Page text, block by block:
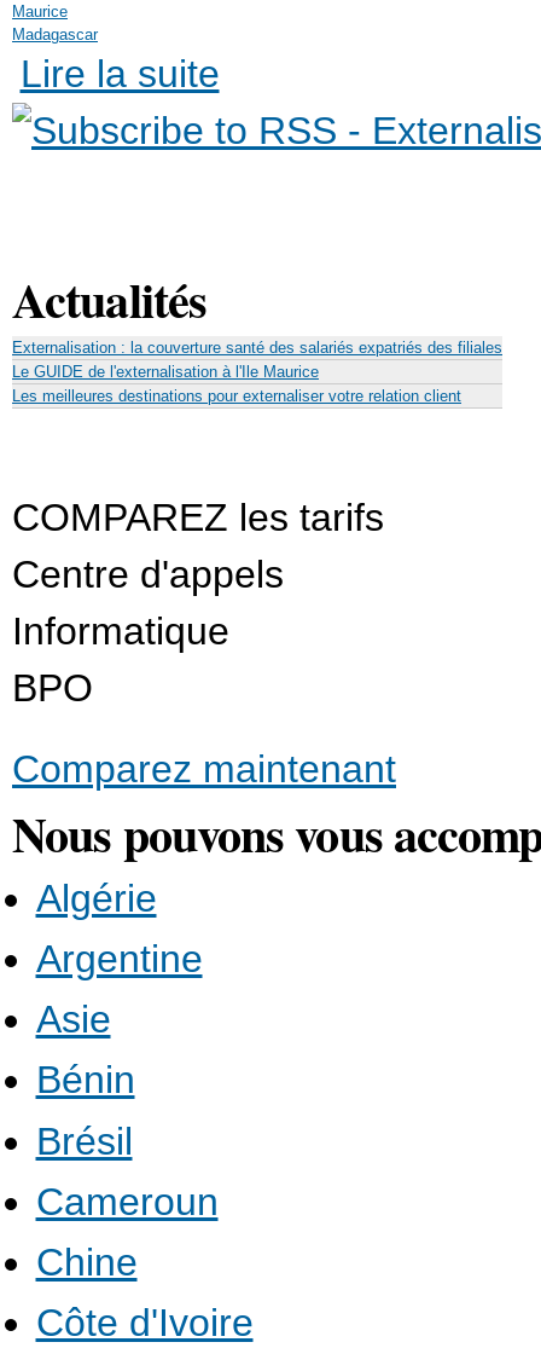
Maurice
Madagascar
Lire la suite
Actualités
Externalisation : la couverture santé des salariés expatriés des filiales
Le GUIDE de l'externalisation à l'Ile Maurice
Les meilleures destinations pour externaliser votre relation client
COMPAREZ les tarifs
Centre d'appels
Informatique
BPO
Comparez maintenant
Nous pouvons vous
Algérie
Argentine
Asie
Bénin
Brésil
Cameroun
Chine
Côte d'Ivoire